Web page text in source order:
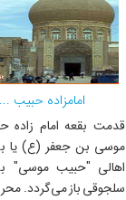
امامزاده حبیب ...
قدمت بقعه امام زاده
موسی بن جعفر (ع) یا
اهالی "حبیب موسی"
سلجوقی باز می‌گردد.